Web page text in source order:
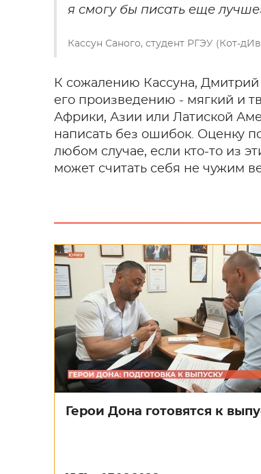
я смогу бы писать еще
Кассун Саного, студент РГЭУ (Кот-
К сожалению Кассуна, Дмитрий
его произведению - мягкий и
Африки, Азии или Латиской
написать без ошибок. Оценку
любом случае, если кто-то из
может считать себя не чужим
Герои Дона готовятся к